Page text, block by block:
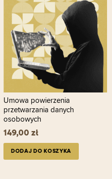
Umowa powierzenia
przetwarzania danych
osobowych
149,00 zł
DODAJ DO KOSZYKA